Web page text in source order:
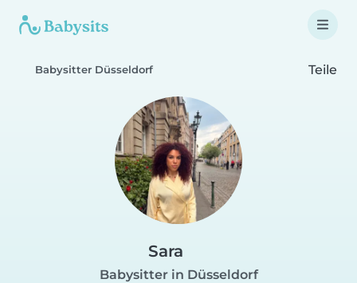
Babysitter Düsseldorf Teile
Sara
Babysitter in Düsseldorf